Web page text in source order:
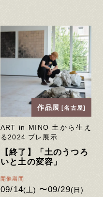
作品展 [名古屋]
ART in MINO 土から生え
る2024 プレ展示
【終了】「土のうつろ
いと土の変容」
開催期間
09/14(土) 〜09/29(日)